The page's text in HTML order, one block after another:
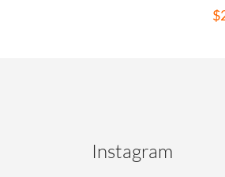
$
Instagram